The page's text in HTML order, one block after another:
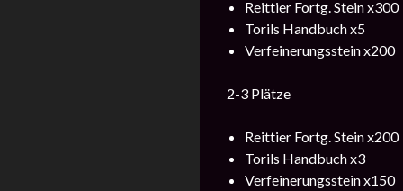
Reittier Fortg. Stein x300
Torils Handbuch x5
Verfeinerungsstein x200
2-3 Plätze
Reittier Fortg. Stein x200
Torils Handbuch x3
Verfeinerungsstein x150